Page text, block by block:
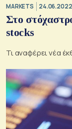
MARKETS
Στο
stocks
Τι αναφέρει νέα